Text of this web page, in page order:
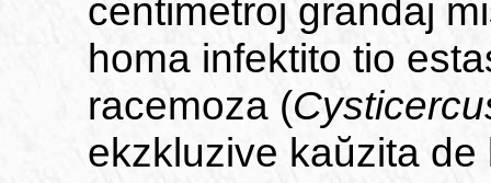
centimetroj grandaj
homa infektito tio
racemoza (
ekzkluzive kaŭzita